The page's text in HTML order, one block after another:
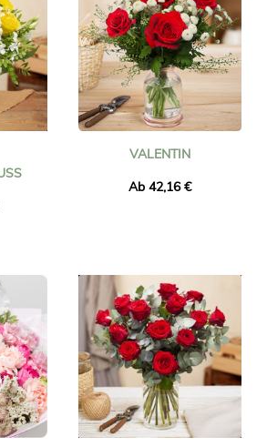
VALENTIN
Ab 42,16 €